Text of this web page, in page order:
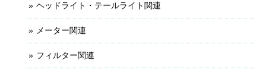
ヘッドライト・テールライト関連
メーター関連
フィルター関連